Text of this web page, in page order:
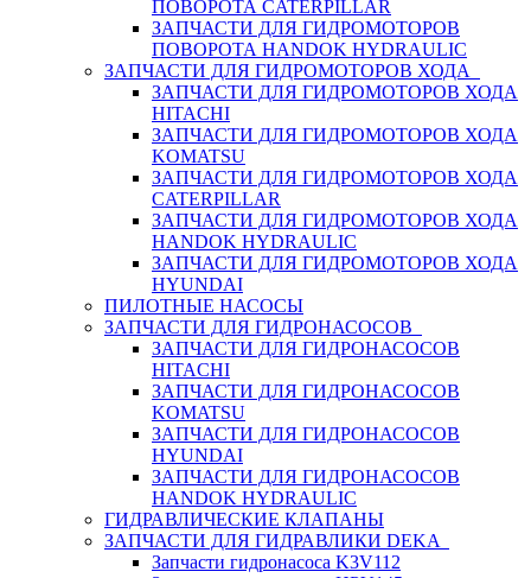
ПОВОРОТА CATERPILLAR
ЗАПЧАСТИ ДЛЯ ГИДРОМОТОРОВ
ПОВОРОТА HANDOK HYDRAULIC
ЗАПЧАСТИ ДЛЯ ГИДРОМОТОРОВ ХОДА
ЗАПЧАСТИ ДЛЯ ГИДРОМОТОРОВ ХОДА
HITACHI
ЗАПЧАСТИ ДЛЯ ГИДРОМОТОРОВ ХОДА
KOMATSU
ЗАПЧАСТИ ДЛЯ ГИДРОМОТОРОВ ХОДА
CATERPILLAR
ЗАПЧАСТИ ДЛЯ ГИДРОМОТОРОВ ХОДА
HANDOK HYDRAULIC
ЗАПЧАСТИ ДЛЯ ГИДРОМОТОРОВ ХОДА
HYUNDAI
ПИЛОТНЫЕ НАСОСЫ
ЗАПЧАСТИ ДЛЯ ГИДРОНАСОСОВ
ЗАПЧАСТИ ДЛЯ ГИДРОНАСОСОВ
HITACHI
ЗАПЧАСТИ ДЛЯ ГИДРОНАСОСОВ
KOMATSU
ЗАПЧАСТИ ДЛЯ ГИДРОНАСОСОВ
HYUNDAI
ЗАПЧАСТИ ДЛЯ ГИДРОНАСОСОВ
HANDOK HYDRAULIC
ГИДРАВЛИЧЕСКИЕ КЛАПАНЫ
ЗАПЧАСТИ ДЛЯ ГИДРАВЛИКИ DEKA
Запчасти гидронасоса K3V112